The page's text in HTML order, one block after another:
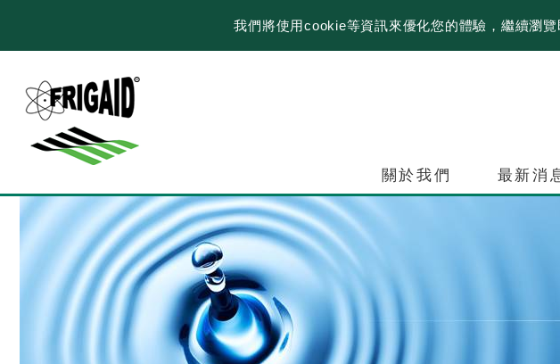
我們將使用cookie等資訊來優化您的體驗，繼續瀏
關於我們 最新消